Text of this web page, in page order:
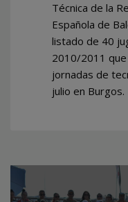
Técnica de la
Española de
listado de 40
2010/2011 que
jornadas de
julio en